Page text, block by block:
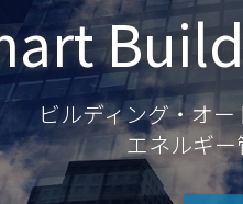
ビルディング・オ
エネルギ